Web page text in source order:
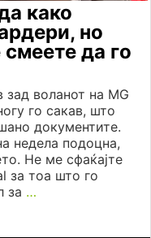
како
но
да го
воланот на MG
го сакав, што
документите.
недела подоцна,
Не ме сфаќајте
за тоа што го
за …